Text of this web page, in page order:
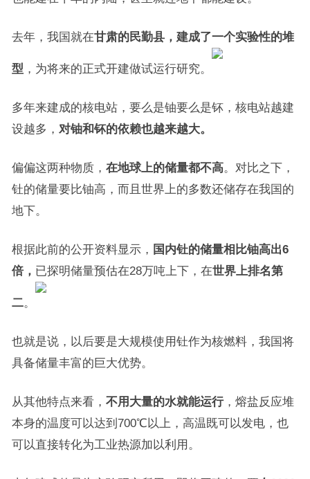
去年，我国就在甘肃的民勤县，建成了一个实验性的堆
型 ，为将来的正式开建做试运行研究。
多年来建成的核电站，要么是铀要么是钚，核电站越建
设越多， 对铀和钚的依赖也越来越大。
偏偏这两种物质， 在地球上的储量都不高。对比之下，
钍的储量要比铀高，而且世界上的多数还储存在我国的
地下。
根据此前的公开资料显示， 国内钍的储量相比铀高出6
倍， 已探明储量预估在28万吨上下，在世界上排名第
二。
也就是说，以后要是大规模使用钍作为核燃料，我国将
具备储量丰富的巨大优势。
从其他特点来看， 不用大量的水就能运行，熔盐反应堆
本身的温度可以达到700℃以上，高温既可以发电，也
可以直接转化为工业热源加以利用。